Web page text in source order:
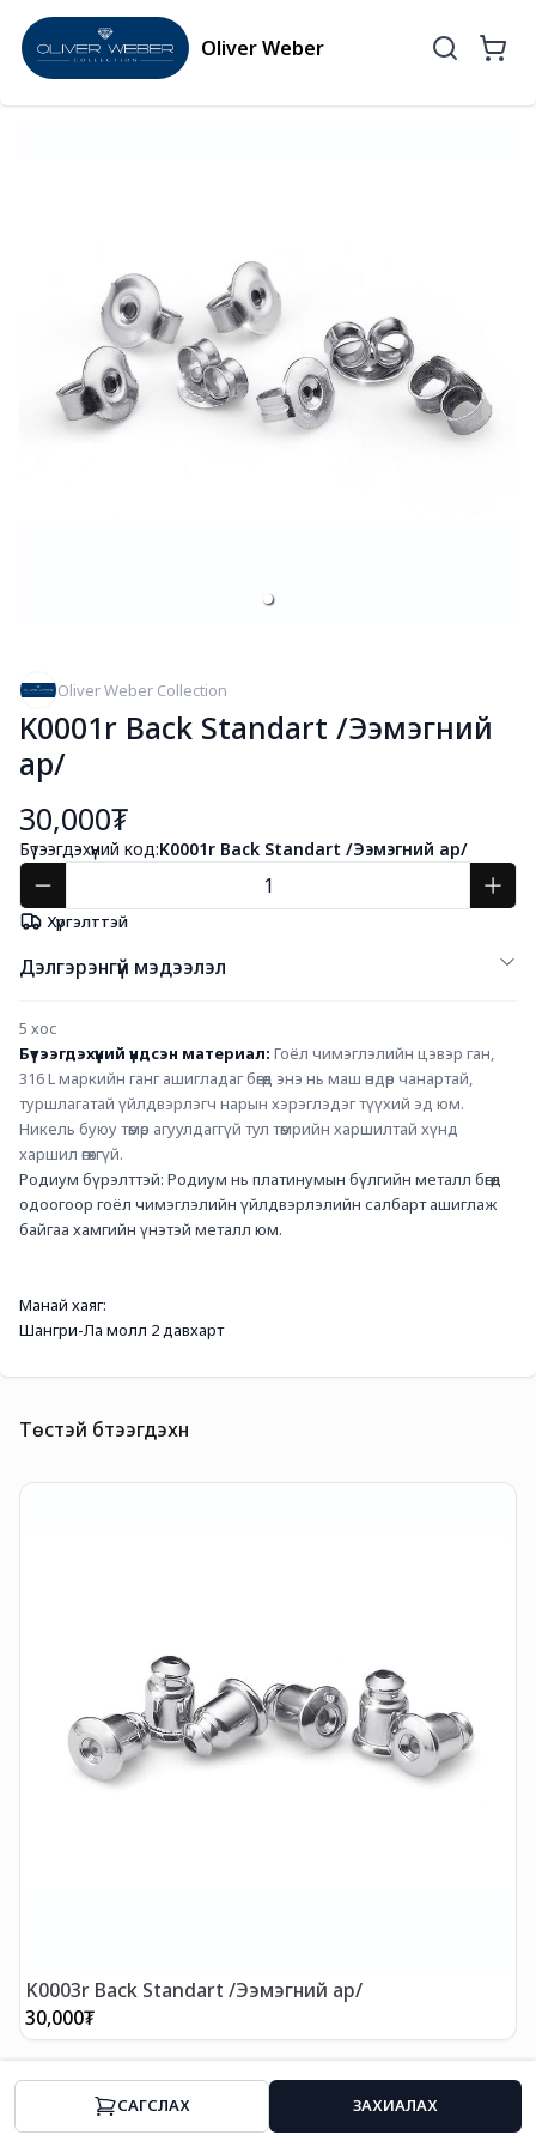
Oliver Weber
Oliver Weber Collection
K0001r Back Standart /Ээмэгний
ар/
30,000₮
Бүтээгдэхүүний код:K0001r Back Standart /Ээмэгний ар/
CАГСЛАХ ЗАХИАЛАХ
Хүргэлттэй
Дэлгэрэнгүй мэдээлэл
5 хос
Бүтээгдэхүүний үндсэн материал: Гоёл чимэглэлийн цэвэр ган,
316 L маркийн ганг ашигладаг бөгөөд энэ нь маш өндөр чанартай,
туршлагатай үйлдвэрлэгч нарын хэрэглэдэг түүхий эд юм.
Никель буюу төмөр агуулдаггүй тул төмрийн харшилтай хүнд
харшил өгөхгүй.
Родиум бүрэлттэй: Родиум нь платинумын бүлгийн металл бөгөөд
одоогоор гоёл чимэглэлийн үйлдвэрлэлийн салбарт ашиглаж
байгаа хамгийн үнэтэй металл юм.
Манай хаяг:
Шангри-Ла молл 2 давхарт
Төстэй бүтээгдэхүүн
K0003r Back Standart /Ээмэгний ар/
30,000₮
Нүүр Ангилал Хямдрал Профайл